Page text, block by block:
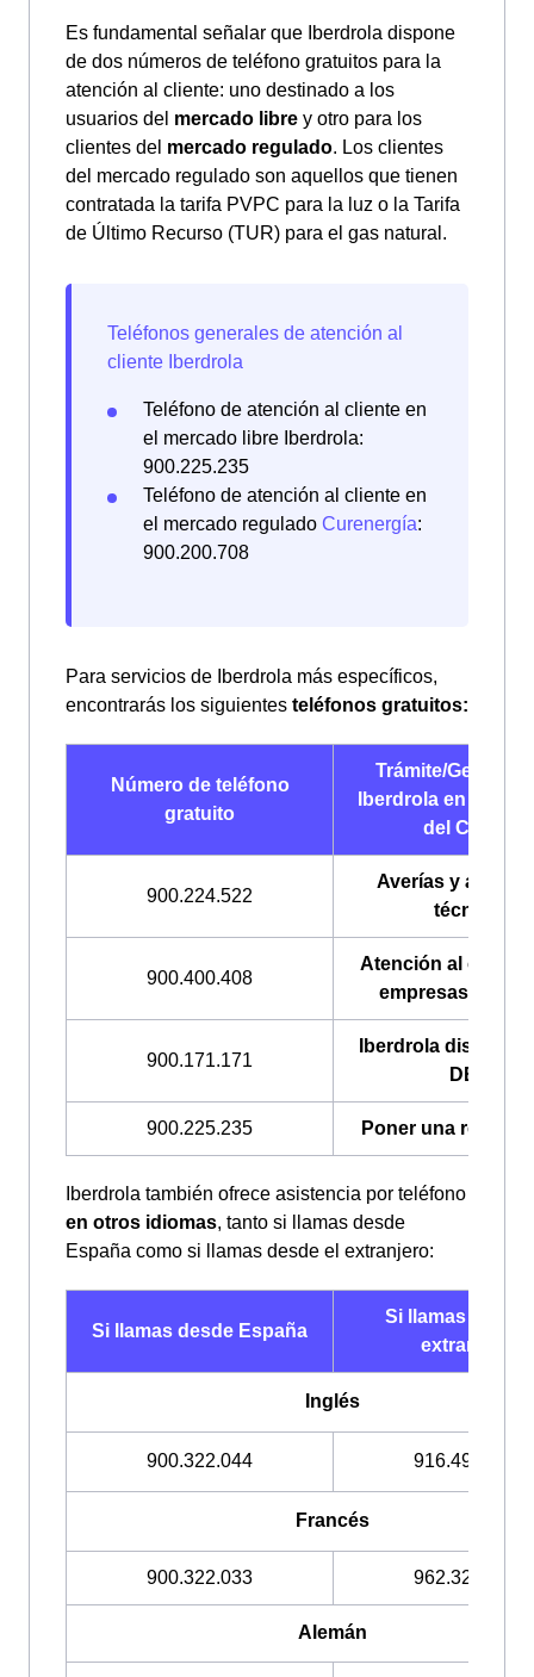
Es fundamental señalar que Iberdrola dispone
de dos números de teléfono gratuitos para la
atención al cliente: uno destinado a los
usuarios del mercado libre y otro para los
clientes del mercado regulado. Los clientes
del mercado regulado son aquellos que tienen
contratada la tarifa PVPC para la luz o la Tarifa
de Último Recurso (TUR) para el gas natural.
Teléfono de atención al cliente en
el mercado libre Iberdrola:
900.225.235
Teléfono de atención al cliente en
el mercado regulado Curenergía:
900.200.708
Para servicios de Iberdrola más específicos,
encontrarás los siguientes teléfonos gratuitos:
Número de teléfono
gratuito
Trámite/Gestión
Iberdrola en Les
del Camp
900.224.522
Averías y
técnica
900.400.408
Atención al cliente
empresas
900.171.171
Iberdrola
DE)
900.225.235 Poner una
Iberdrola también ofrece asistencia por teléfono
en otros idiomas, tanto si llamas desde
España como si llamas desde el extranjero:
Si llamas desde España
Si llamas desde
extranjero
Inglés
900.322.044 916.496.330
Francés
900.322.033 962.328.022
Alemán